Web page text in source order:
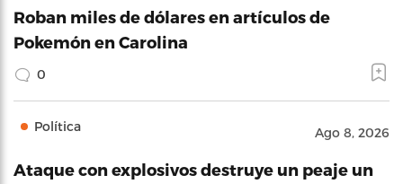
Roban miles de dólares en artículos de
Pokemón en Carolina
0
Política Ago 8, 2026
Ataque con explosivos destruye un peaje un